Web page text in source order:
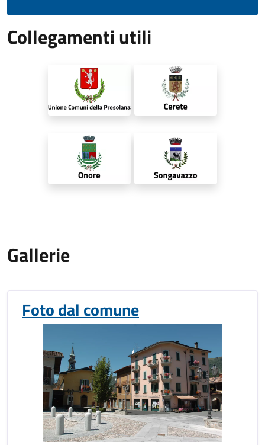
Collegamenti utili
Gallerie
Foto dal comune